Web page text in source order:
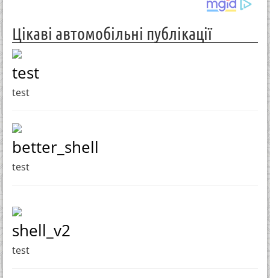
Цікаві автомобільні публікації
test
test
better_shell
test
shell_v2
test